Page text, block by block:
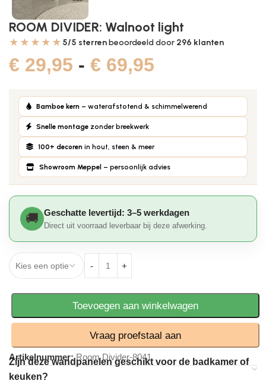
ROOM DIVIDER: Walnoot light
★★★★★ 5/5 sterrenbeoordeeld door 296 klanten
€ 29,95 - € 69,95
Bamboe kern – waterafstotend & schimmelwerend
Snelle montage zonder breekwerk
100+ decoren in hout, steen & meer
Showroom Meppel – persoonlijk advies
Geschatte levertijd: 3–5 werkdagen
Direct uit voorraad leverbaar bij deze afwerking.
Toevoegen aan winkelwagen
Vraag proefstaal aan
Artikelnummer:Room Divider-8041
Zijn deze wandpanelen geschikt voor de badkamer of
keuken?